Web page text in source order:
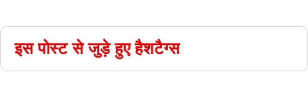
इस पोस्ट से जुड़े हुए हैशटैग्स